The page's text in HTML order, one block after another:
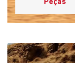
Revisão e